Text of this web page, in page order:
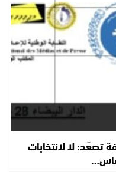
تصعّد: لا لانتخابات